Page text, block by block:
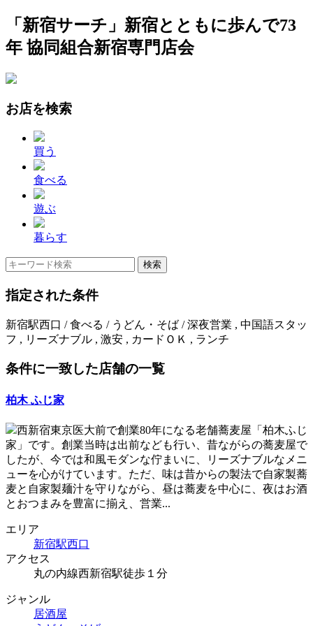
「新宿サーチ」新宿とともに歩んで73
年 協同組合新宿専門店会
お店を検索
買う
食べる
遊ぶ
暮らす
指定された条件
新宿駅西口 / 食べる / うどん・そば / 深夜営業 , 中国語スタッ
フ , リーズナブル , 激安 , カードＯＫ , ランチ
条件に一致した店舗の一覧
柏木 ふじ家
西新宿東京医大前で創業80年になる老舗蕎麦屋「柏木ふじ
家」です。創業当時は出前なども行い、昔ながらの蕎麦屋で
したが、今では和風モダンな佇まいに、リーズナブルなメニ
ューを心がけています。ただ、味は昔からの製法で自家製蕎
麦と自家製麺汁を守りながら、昼は蕎麦を中心に、夜はお酒
とおつまみを豊富に揃え、営業...
エリア
新宿駅西口
アクセス
丸の内線西新宿駅徒歩１分
ジャンル
居酒屋